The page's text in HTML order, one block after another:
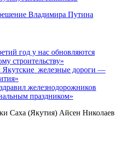
Владимира Путина
год у нас обновляются
строительству»
железные дороги —
железнодорожников
праздником»
Саха (Якутия) Айсен Николаев